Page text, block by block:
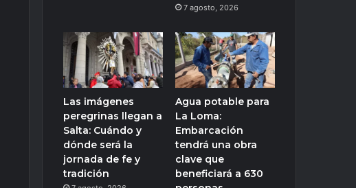
7 agosto, 2026
Las imágenes
peregrinas llegan a
Salta: Cuándo y
dónde será la
jornada de fe y
tradición
Agua potable para
La Loma:
Embarcación
tendrá una obra
clave que
beneficiará a 630